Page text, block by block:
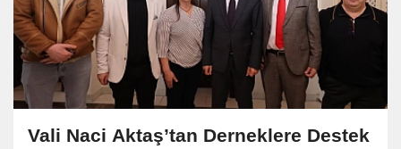
Vali Naci Aktaş’tan Derneklere Destek